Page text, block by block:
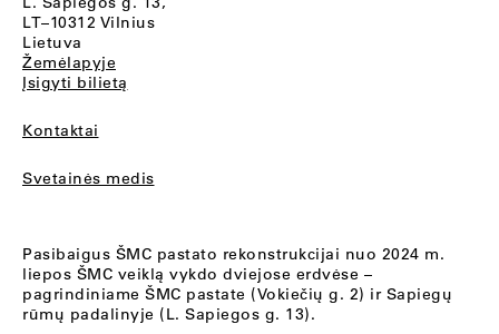
LT–10312 Vilnius
Lietuva
Žemėlapyje
Įsigyti bilietą
Kontaktai
Svetainės medis
Pasibaigus ŠMC pastato rekonstrukcijai nuo 2024 m.
liepos ŠMC veiklą vykdo dviejose erdvėse –
pagrindiniame ŠMC pastate (Vokiečių g. 2) ir Sapiegų
rūmų padalinyje (L. Sapiegos g. 13).